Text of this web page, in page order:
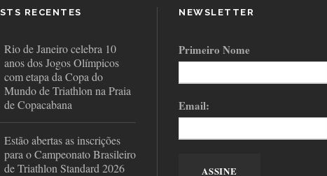
RECENTES
Rio de Janeiro celebra 10
anos dos Jogos Olímpicos
com etapa da Copa do
Mundo de Triathlon na Praia
de Copacabana
Estão abertas as inscrições
para o Campeonato Brasileiro
de Triathlon Standard 2026
NEWSLETTER
Primeiro Nome
Email: